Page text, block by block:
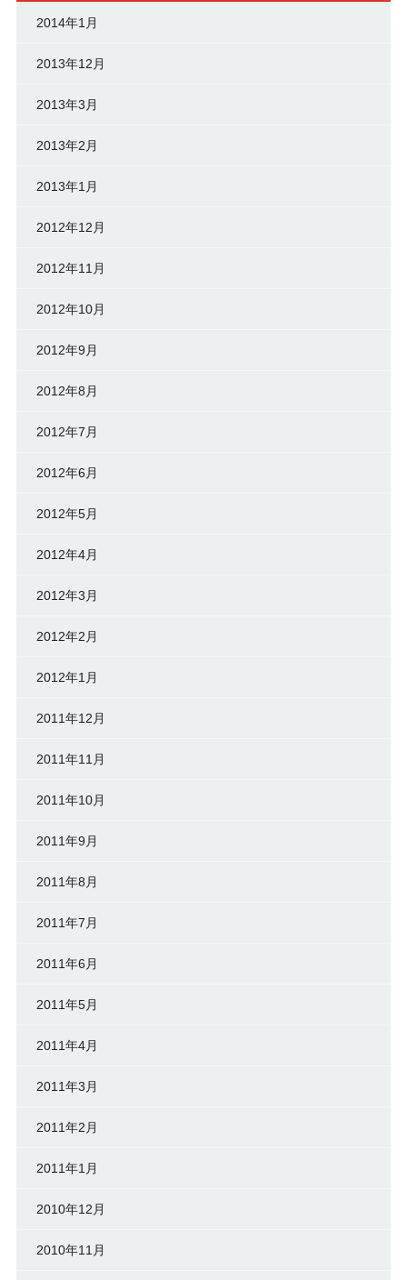
2014年1月
2013年12月
2013年3月
2013年2月
2013年1月
2012年12月
2012年11月
2012年10月
2012年9月
2012年8月
2012年7月
2012年6月
2012年5月
2012年4月
2012年3月
2012年2月
2012年1月
2011年12月
2011年11月
2011年10月
2011年9月
2011年8月
2011年7月
2011年6月
2011年5月
2011年4月
2011年3月
2011年2月
2011年1月
2010年12月
2010年11月